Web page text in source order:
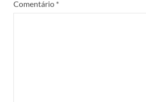
Comentário *